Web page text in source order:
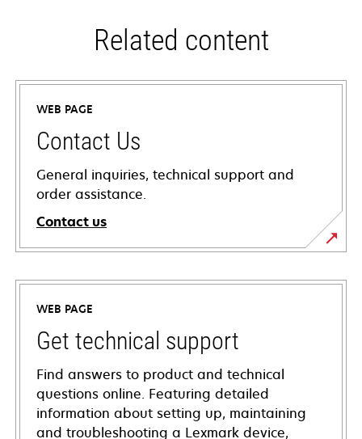
Related content
WEB PAGE
Contact Us
General inquiries, technical support and
order assistance.
Contact us
WEB PAGE
Get technical support
Find answers to product and technical
questions online. Featuring detailed
information about setting up, maintaining
and troubleshooting a Lexmark device,